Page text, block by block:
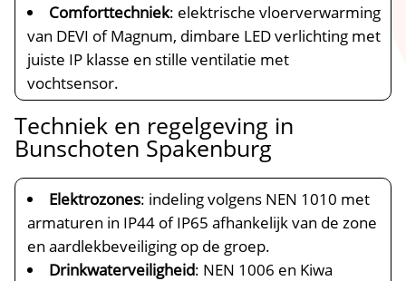
Comforttechniek: elektrische vloerverwarming
van DEVI of Magnum, dimbare LED verlichting met
juiste IP klasse en stille ventilatie met
vochtsensor.​
Techniek en regelgeving in
Bunschoten Spakenburg
Elektrozones: indeling volgens NEN 1010 met
armaturen in IP44 of IP65 afhankelijk van de zone
en aardlekbeveiliging op de groep.​
Drinkwaterveiligheid: NEN 1006 en Kiwa